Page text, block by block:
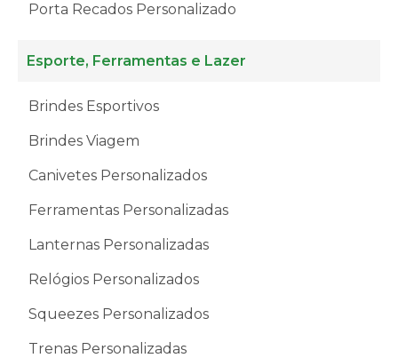
Porta Recados Personalizado
Esporte, Ferramentas e Lazer
Brindes Esportivos
Brindes Viagem
Canivetes Personalizados
Ferramentas Personalizadas
Lanternas Personalizadas
Relógios Personalizados
Squeezes Personalizados
Trenas Personalizadas